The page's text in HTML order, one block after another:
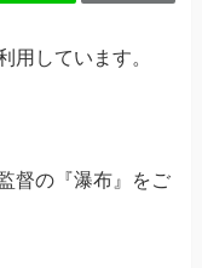
用しています。
督の『瀑布』をご